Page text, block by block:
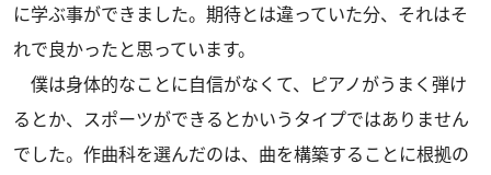
に学ぶ事ができました。期待とは違っていた分、それはそ
れで良かったと思っています。
僕は身体的なことに自信がなくて、ピアノがうまく弾け
るとか、スポーツができるとかいうタイプではありません
でした。作曲科を選んだのは、曲を構築することに根拠の